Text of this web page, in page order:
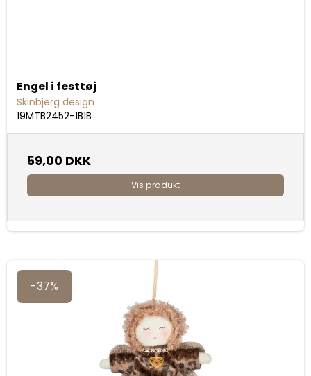
Engel i festtøj
Skinbjerg design
19MTB2452-1B1B
59,00 DKK
Vis produkt
-37%